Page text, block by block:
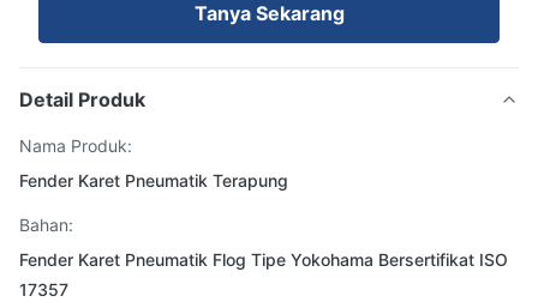
Tanya Sekarang
Detail Produk
Nama Produk:
Fender Karet Pneumatik Terapung
Bahan:
Fender Karet Pneumatik Flog Tipe Yokohama Bersertifikat ISO
17357